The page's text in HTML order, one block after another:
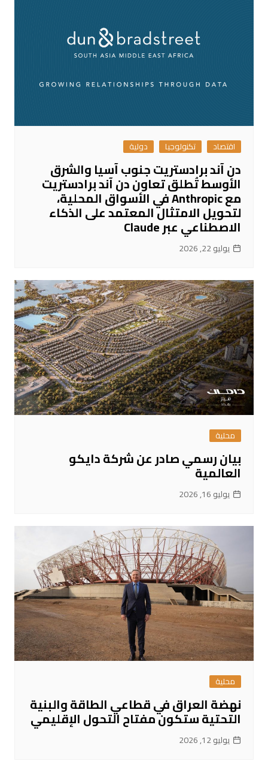
اقتصاد تكنولوجيا دولية
دن آند برادستريت جنوب آسيا والشرق
الأوسط تُطلق تعاون دن آند برادستريت
مع Anthropic في الأسواق المحلية،
لتحويل الامتثال المعتمد على الذكاء
الاصطناعي عبر Claude
يوليو 22, 2026
محلية
بيان رسمي صادر عن شركة دايكو
العالمية
يوليو 16, 2026
محلية
نهضة العراق في قطاعي الطاقة والبنية
التحتية ستكون مفتاح التحول الإقليمي
يوليو 12, 2026